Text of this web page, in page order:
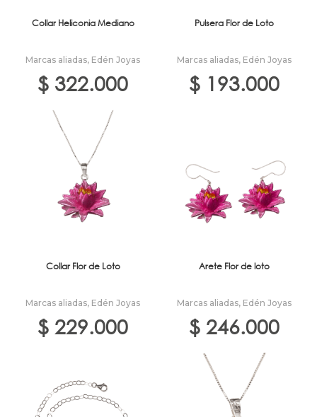
Collar Heliconia Mediano
Marcas aliadas, Edén Joyas
$ 322.000
Pulsera Flor de Loto
Marcas aliadas, Edén Joyas
$ 193.000
Collar Flor de Loto
Marcas aliadas, Edén Joyas
$ 229.000
Arete Flor de loto
Marcas aliadas, Edén Joyas
$ 246.000